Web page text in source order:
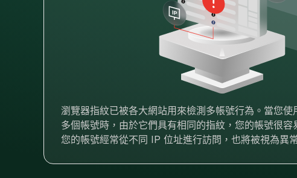
瀏覽器指紋已被各大網站用來檢測多帳號行為。當您
多個帳號時，由於它們具有相同的指紋，您的帳號很容
您的帳號經常從不同 IP 位址進行訪問，也將被視為異